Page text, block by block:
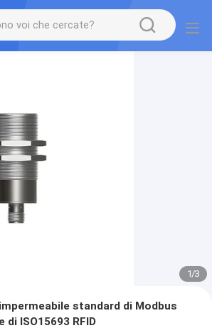
1/3
standard di Modbus
di ISO15693 RFID